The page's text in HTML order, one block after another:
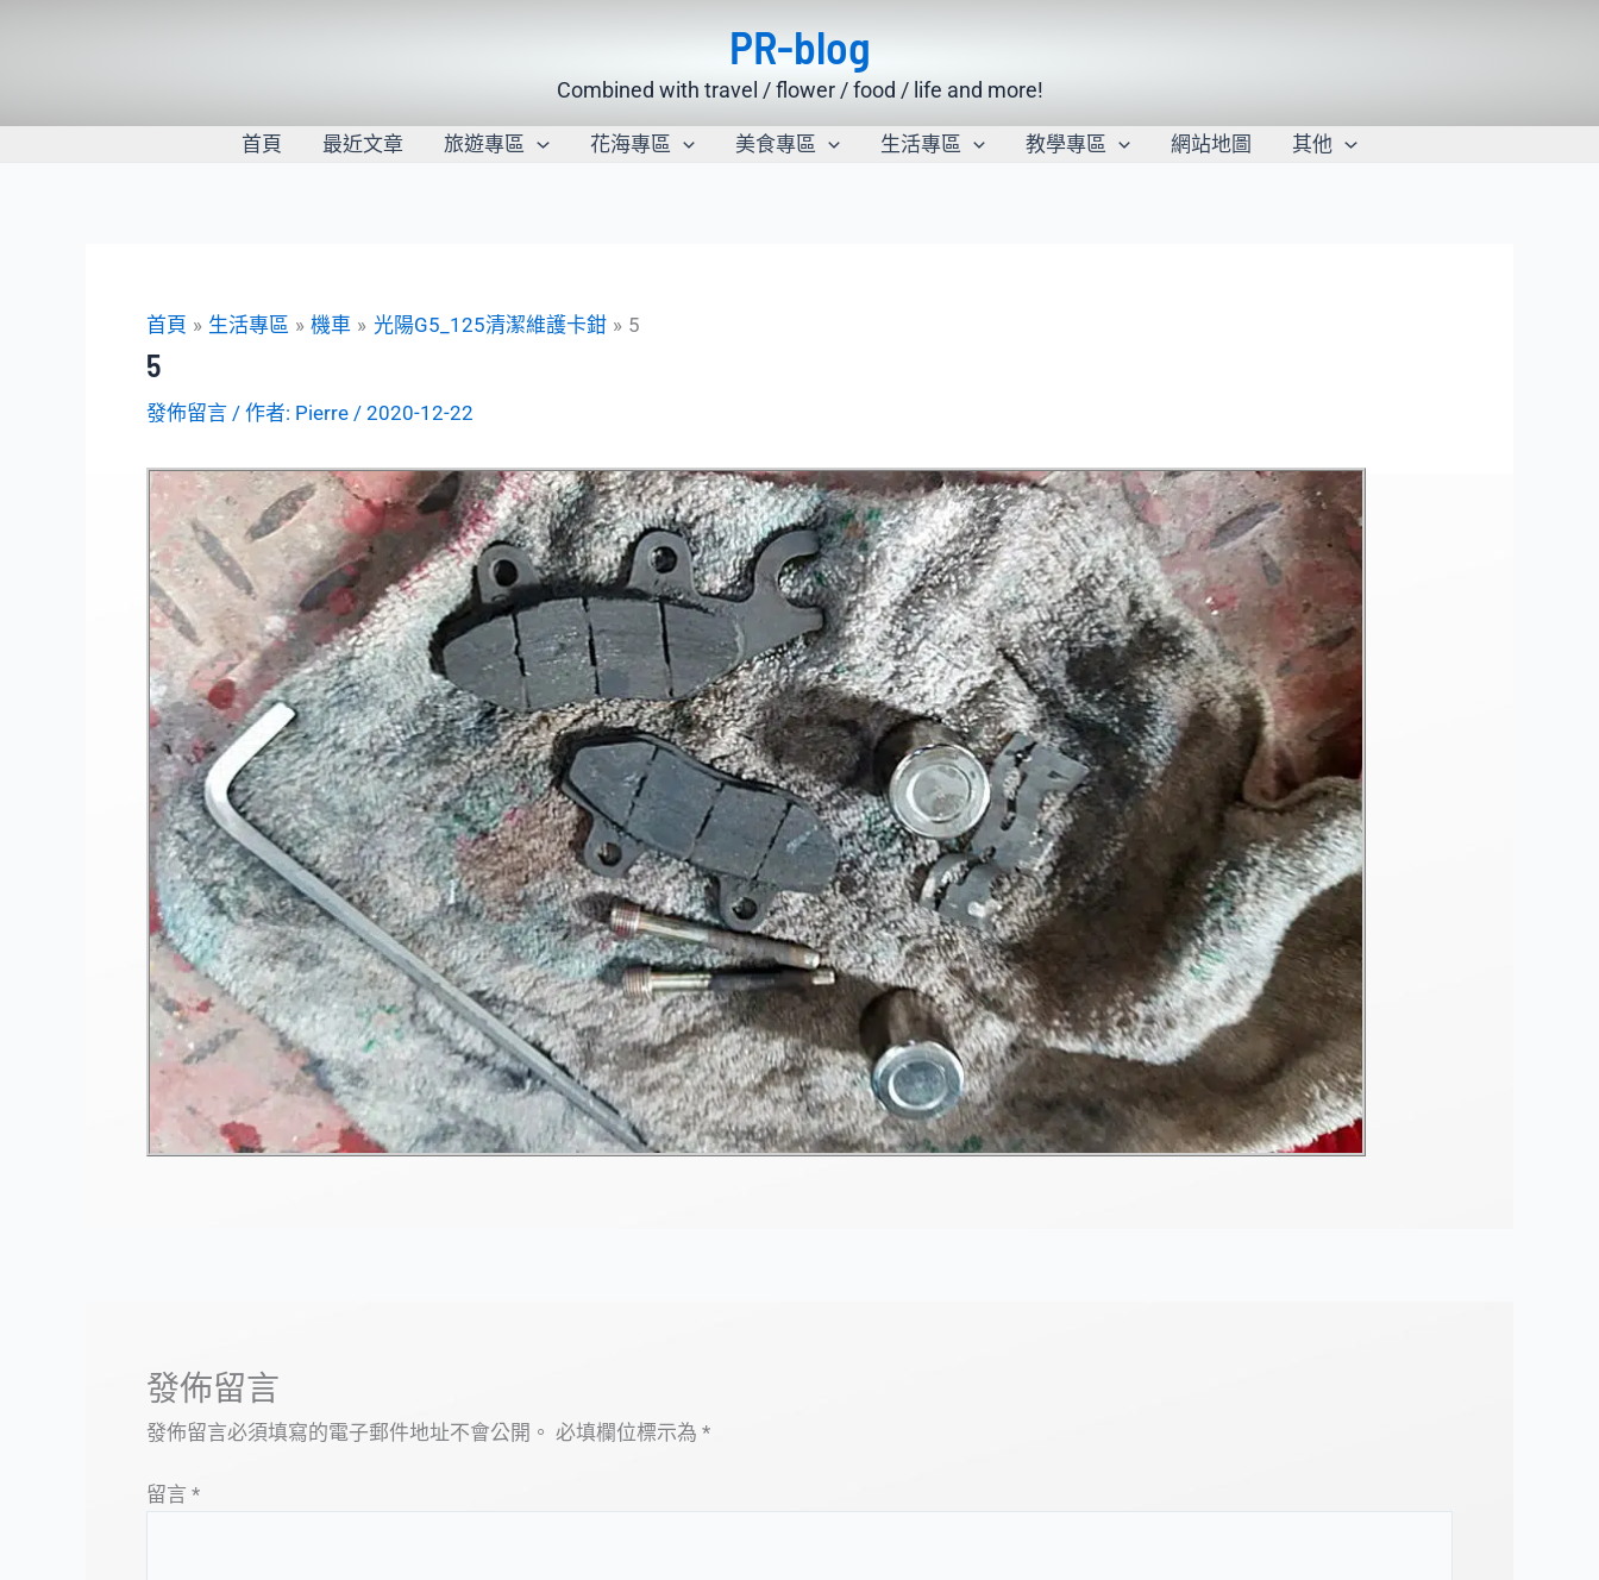
PR-blog
Combined with travel / flower / food / life and more!
首頁 最近文章 旅遊專區 花海專區 美食專區 生活專區 教學專區 網站地圖 其他
首頁 生活專區 機車 光陽G5_125清潔維護卡鉗 5
5
發佈留言 / 作者: Pierre / 2020-12-22
發佈留言
發佈留言必須填寫的電子郵件地址不會公開。 必填欄位標示為 *
留言 *